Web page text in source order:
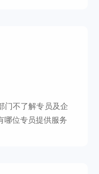
门不了解专员及企
哪位专员提供服务